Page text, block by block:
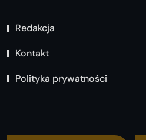
Redakcja
Kontakt
Polityka prywatności